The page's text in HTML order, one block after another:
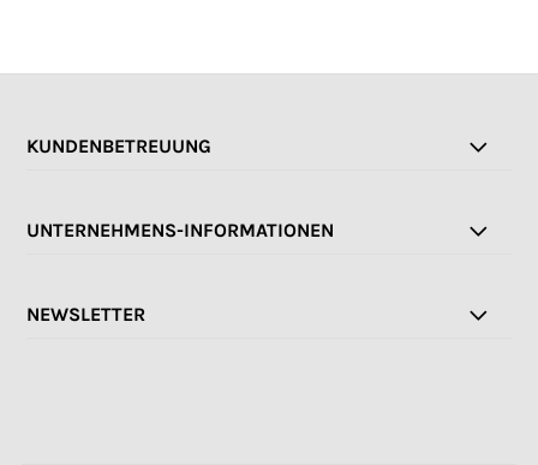
KUNDENBETREUUNG
UNTERNEHMENS-INFORMATIONEN
NEWSLETTER